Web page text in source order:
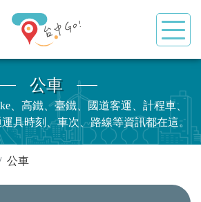
公車
、高鐵、臺鐵、國道客運、計程車、
具時刻、車次、路線等資訊都在這。
公車